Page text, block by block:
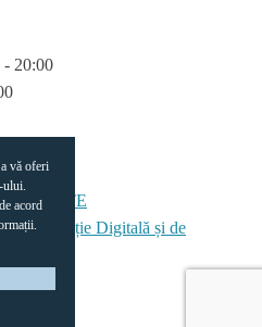
vă oferi
ului.
acord
20:00
- Agenție Digitală și de